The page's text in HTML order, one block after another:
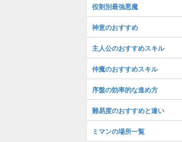
役割別最強悪魔
神意のおすすめ
主人公のおすすめスキル
仲魔のおすすめスキル
序盤の効率的な進め方
難易度のおすすめと違い
ミマンの場所一覧